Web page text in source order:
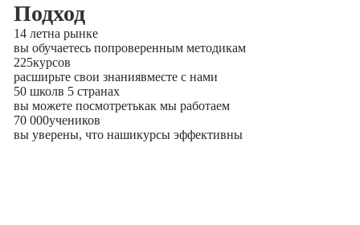
Подход
14 летна рынке
вы обучаетесь попроверенным методикам
225курсов
расширьте свои знаниявместе с нами
50 школв 5 странах
вы можете посмотретькак мы работаем
70 000учеников
вы уверены, что нашикурсы эффективны